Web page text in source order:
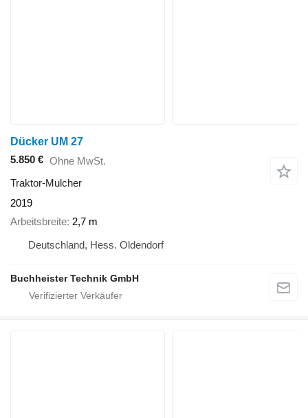
Dücker UM 27
5.850 € Ohne MwSt.
Traktor-Mulcher
2019
Arbeitsbreite 2,7 m
Deutschland, Hess. Oldendorf
Buchheister Technik GmbH